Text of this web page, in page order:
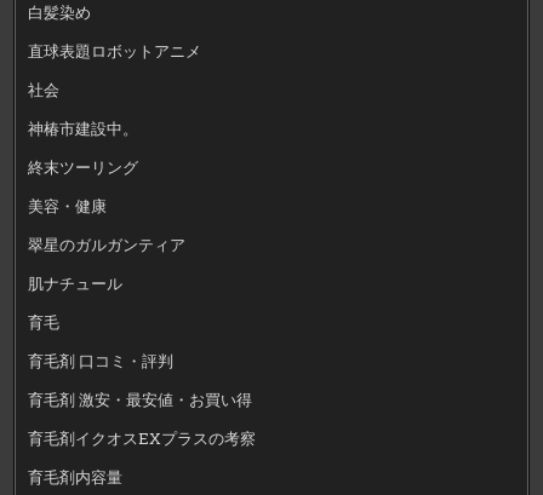
白髪染め
直球表題ロボットアニメ
社会
神椿市建設中。
終末ツーリング
美容・健康
翠星のガルガンティア
肌ナチュール
育毛
育毛剤 口コミ・評判
育毛剤 激安・最安値・お買い得
育毛剤イクオスEXプラスの考察
育毛剤内容量